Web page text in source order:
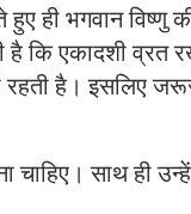
ही भगवान विष्णु
है कि एकादशी
रहती है। इसलिए
चाहिए। साथ ही